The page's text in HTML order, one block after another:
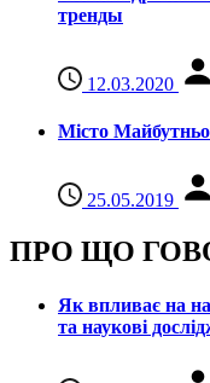
тренды
12.03.2020
Місто
25.05.2019
ПРО ЩО
Як впливає на
та наукові